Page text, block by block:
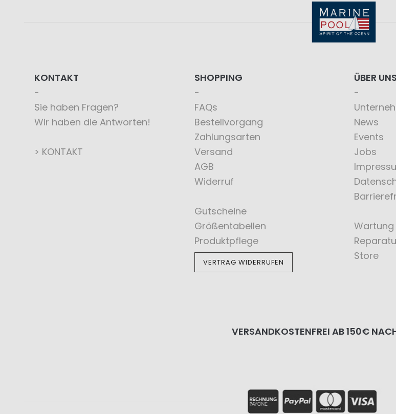
KONTAKT
Sie haben Fragen?
Wir haben die Antworten!
> KONTAKT
SHOPPING
FAQs
Bestellvorgang
Zahlungsarten
Versand
AGB
Widerruf
Gutscheine
Größentabellen
Produktpflege
VERTRAG WIDERRUFEN
ÜBER UNS
News
Events
Jobs
Wartung
Store
VERSANDKOSTENFREI AB 150€